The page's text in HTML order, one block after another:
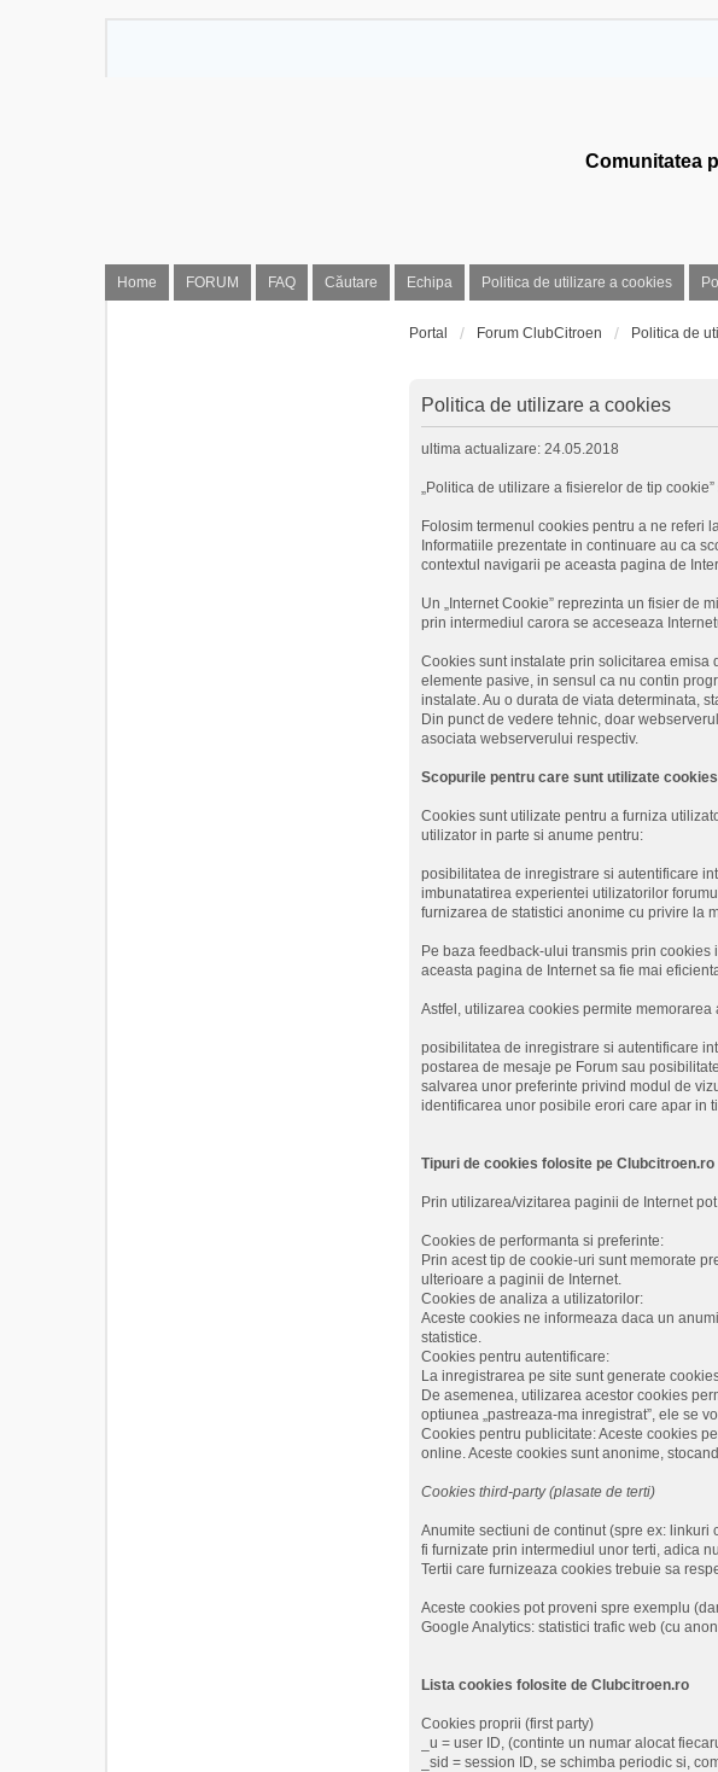
Home FORUM FAQ Căutare Echipa Politica de utilizare a cookies
Comunitatea
Portal Forum ClubCitroen Politica de
Politica de utilizare a cookies
ultima actualizare: 24.05.2018
„Politica de utilizare a fisierelor de tip
Folosim termenul cookies pentru a ne referi
Informatiile prezentate in continuare au ca
contextul navigarii pe aceasta pagina de
Un „Internet Cookie” reprezinta un fisier de
prin intermediul carora se acceseaza
Cookies sunt instalate prin solicitarea emisa
elemente pasive, in sensul ca nu contin
instalate. Au o durata de viata determinata,
Din punct de vedere tehnic, doar
asociata webserverului respectiv.
Scopurile pentru care sunt utilizate
Cookies sunt utilizate pentru a furniza
utilizator in parte si anume pentru:
posibilitatea de inregistrare si autentificare
imbunatatirea experientei utilizatorilor
furnizarea de statistici anonime cu privire la
Pe baza feedback-ului transmis prin
aceasta pagina de Internet sa fie mai
Astfel, utilizarea cookies permite
posibilitatea de inregistrare si autentificare
postarea de mesaje pe Forum sau
salvarea unor preferinte privind modul de
identificarea unor posibile erori care apar in
Tipuri de cookies folosite pe Clubcitroen.ro
Prin utilizarea/vizitarea paginii de Internet
Cookies de performanta si preferinte:
Prin acest tip de cookie-uri sunt memorate
ulterioare a paginii de Internet.
Cookies de analiza a utilizatorilor:
Aceste cookies ne informeaza daca un
statistice.
Cookies pentru autentificare:
La inregistrarea pe site sunt generate
De asemenea, utilizarea acestor cookies
optiunea „pastreaza-ma inregistrat”, ele se
Cookies pentru publicitate: Aceste cookies
online. Aceste cookies sunt anonime,
Cookies third-party (plasate de terti)
Anumite sectiuni de continut (spre ex:
fi furnizate prin intermediul unor terti, adica
Tertii care furnizeaza cookies trebuie sa
Aceste cookies pot proveni spre exemplu
Google Analytics: statistici trafic web (cu
Lista cookies folosite de Clubcitroen.ro
Cookies proprii (first party)
_u = user ID, (continte un numar alocat
_sid = session ID, se schimba periodic si,